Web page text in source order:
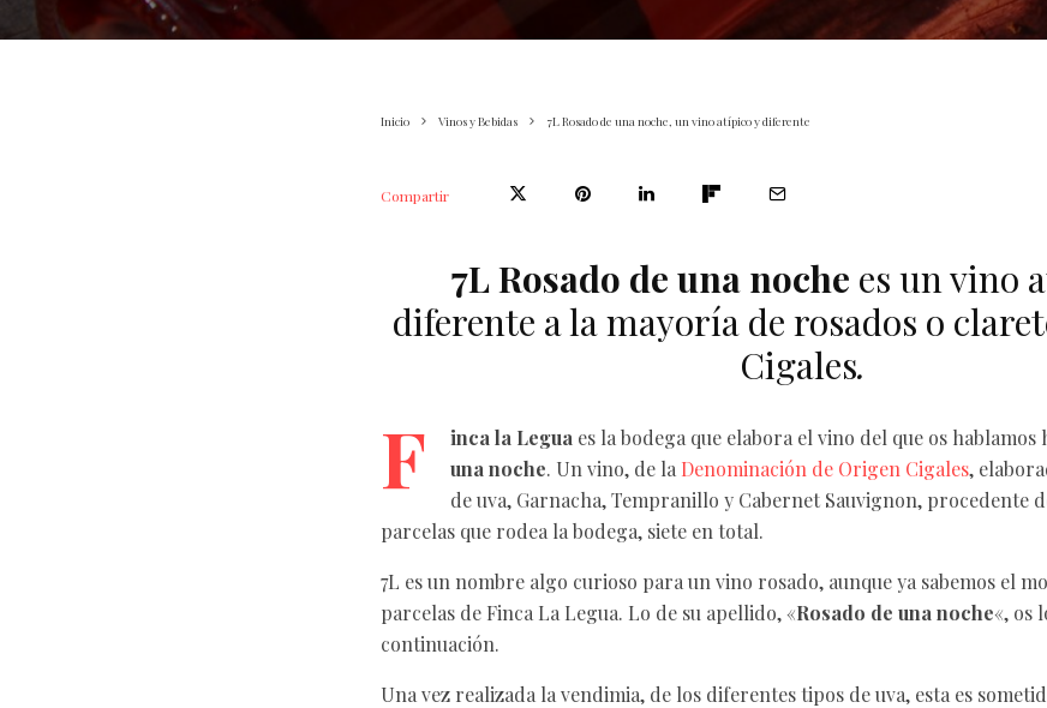
Inicio Vinos y Bebidas 7L Rosado de una noche, un vino atípico y diferente
Compartir
7L Rosado de una noche es un vino
diferente a la mayoría de rosados o
Cigales.
F inca la Legua es la bodega que elabora el vino del que os hablamos
una noche. Un vino, de la Denominación de Origen Cigales,
de uva, Garnacha, Tempranillo y Cabernet Sauvignon, procedente
parcelas que rodea la bodega, siete en total.
7L es un nombre algo curioso para un vino rosado, aunque ya sabemos el
parcelas de Finca La Legua. Lo de su apellido, «Rosado de una noche«, os
continuación.
Una vez realizada la vendimia, de los diferentes tipos de uva, esta es